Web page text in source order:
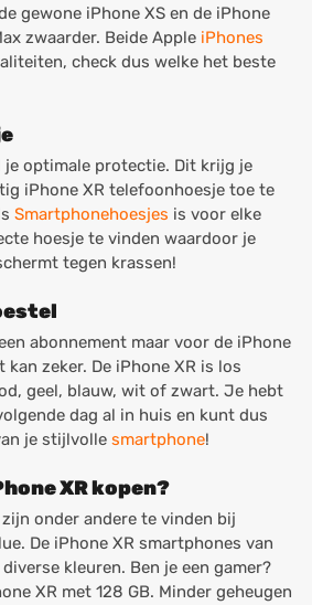
gewone iPhone XS en de iPhone
zwaarder. Beide Apple iPhones
check dus welke het beste
je optimale protectie. Dit krijg je
iPhone XR telefoonhoesje toe te
Smartphonehoesjes is voor elke
hoesje te vinden waardoor je
tegen krassen!
abonnement maar voor de iPhone
zeker. De iPhone XR is los
geel, blauw, wit of zwart. Je hebt
dag al in huis en kunt dus
je stijlvolle smartphone!
XR kopen?
onder andere te vinden bij
De iPhone XR smartphones van
kleuren. Ben je een gamer?
XR met 128 GB. Minder geheugen